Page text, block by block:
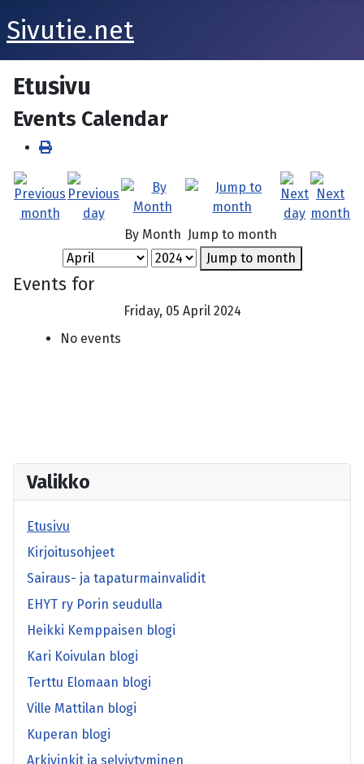
Sivutie.net
Etusivu
Events Calendar
By Month Jump to month
Jump to month
Events for
Friday, 05 April 2024
No events
Valikko
Etusivu
Kirjoitusohjeet
Sairaus- ja tapaturmainvalidit
EHYT ry Porin seudulla
Heikki Kemppaisen blogi
Kari Koivulan blogi
Terttu Elomaan blogi
Ville Mattilan blogi
Kuperan blogi
Arkivinkit ja selviytyminen